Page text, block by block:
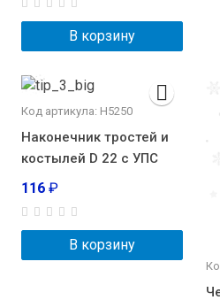
В корзину
Код артикула: Н5250
Наконечник тростей и
костылей D 22 с УПС
116 ₽
В корзину